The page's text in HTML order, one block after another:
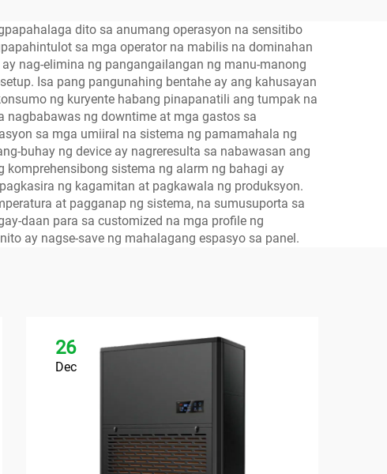
dito sa anumang operasyon na sensitibo
sa mga operator na mabilis na dominahan
nag-elimina ng pangangailangan ng manu-manong
Isa pang pangunahing bentahe ay ang kahusayan
ng kuryente habang pinapanatili ang tumpak na
nagbabawas ng downtime at mga gastos sa
sa mga umiiral na sistema ng pamamahala ng
buhay ng device ay nagreresulta sa nabawasan ang
sistema ng alarm ng bahagi ay
ng kagamitan at pagkawala ng produksyon.
at pagganap ng sistema, na sumusuporta sa
daan para sa customized na mga profile ng
ay nagse-save ng mahalagang espasyo sa panel.
26
Dec